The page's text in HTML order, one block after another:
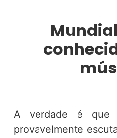
A verdade é que
provavelmente